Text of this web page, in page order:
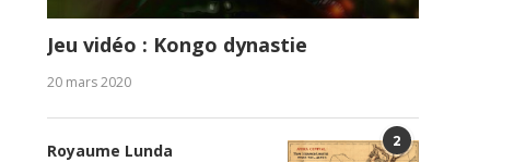
Jeu vidéo : Kongo dynastie
20 mars 2020
2
Royaume Lunda